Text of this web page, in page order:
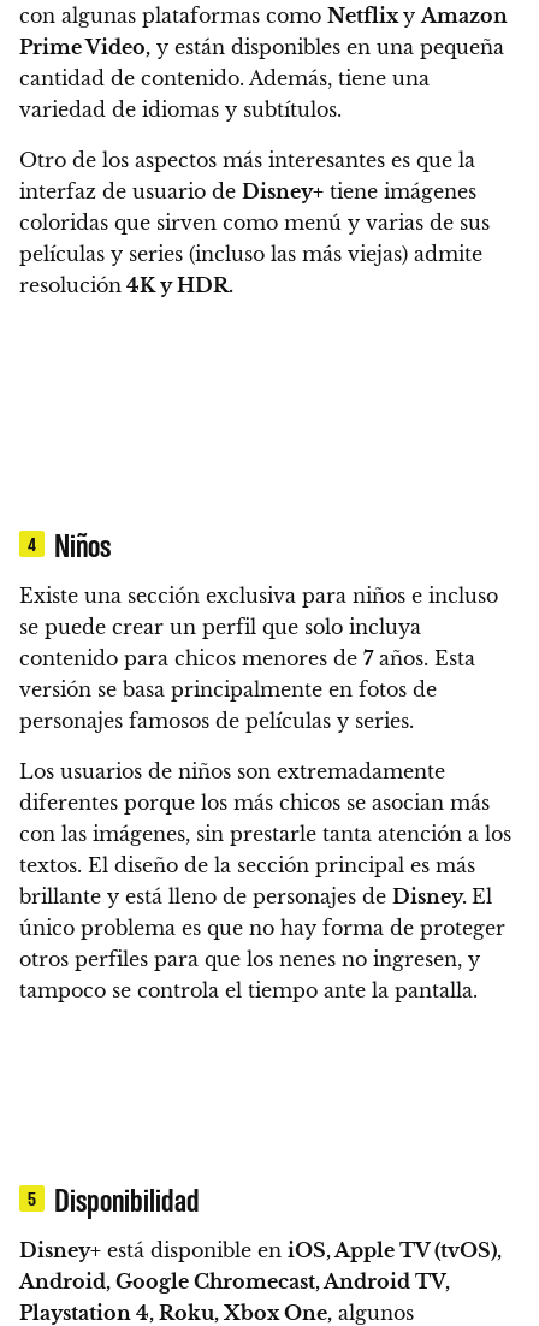
con algunas plataformas como Netflix y Amazon
Prime Video, y están disponibles en una pequeña
cantidad de contenido. Además, tiene una
variedad de idiomas y subtítulos.
Otro de los aspectos más interesantes es que la
interfaz de usuario de Disney+ tiene imágenes
coloridas que sirven como menú y varias de sus
películas y series (incluso las más viejas) admite
resolución 4K y HDR.
4 Niños
Existe una sección exclusiva para niños e incluso
se puede crear un perfil que solo incluya
contenido para chicos menores de 7años. Esta
versión se basa principalmente en fotos de
personajes famosos de películas y series.
Los usuarios de niños son extremadamente
diferentes porque los más chicos se asocian más
con las imágenes, sin prestarle tanta atención a los
textos. El diseño de la sección principal es más
brillante y está lleno de personajes de Disney. El
único problema es que no hay forma de proteger
otros perfiles para que los nenes no ingresen, y
tampoco se controla el tiempo ante la pantalla.
5 Disponibilidad
Disney+ está disponible en iOS, Apple TV (tvOS),
Android, Google Chromecast, Android TV,
Playstation 4, Roku, Xbox One, algunos